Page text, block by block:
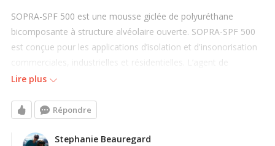
SOPRA-SPF 500 est une mousse giclée de polyuréthane
bicomposante à structure alvéolaire ouverte. SOPRA-SPF 500
est conçue pour les applications d’isolation et d'insonorisation
commerciales, industrielles et résidentielles. L’agent de
gonflement est à base d’eau, donc ne contient pas
pour les zones difficiles à atteindre et possède d’excellentes
la plupart des surfaces de construction, telles que les surfaces
Lire plus
Répondre
Stephanie Beauregard